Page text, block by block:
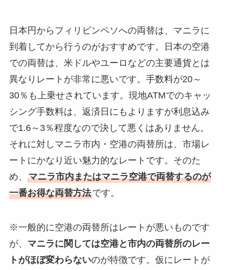
日本円からフィリピンペソへの両替は、マニラに
到着してから行うのがおすすめです。日本の空港
での両替は、米ドルやユーロなどの主要通貨とは
異なりレートが非常に悪いです。手数料が20～
30％も上乗せされています。現地ATMでのキャッ
シング手数料は、返済日にもよりますが利息込み
で1.6～3％程度なので決して悪くはありません。
それに対しマニラ市内・空港の両替所は、市場レ
ートにかなり近い魅力的なレートです。そのた
め、 マニラ市内またはマニラ空港で両替するのが
一番お得な両替方法です。
※一般的に空港の両替所はレートが悪いものです
が、 マニラに関しては空港と市内の両替所のレー
トがほぼ変わらないのが特徴です。仮にレートが